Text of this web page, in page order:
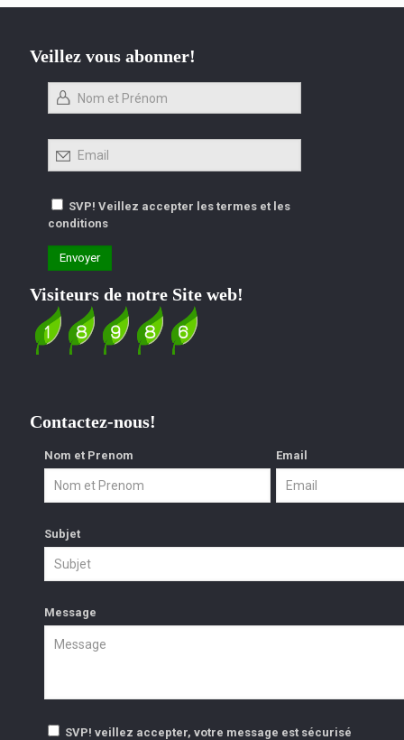
Veillez vous abonner!
SVP! Veillez accepter les termes et les
conditions
Visiteurs de notre Site web!
Contactez-nous!
Nom et Prenom Email
Subjet
Message
SVP! veillez accepter, votre message est sécurisé